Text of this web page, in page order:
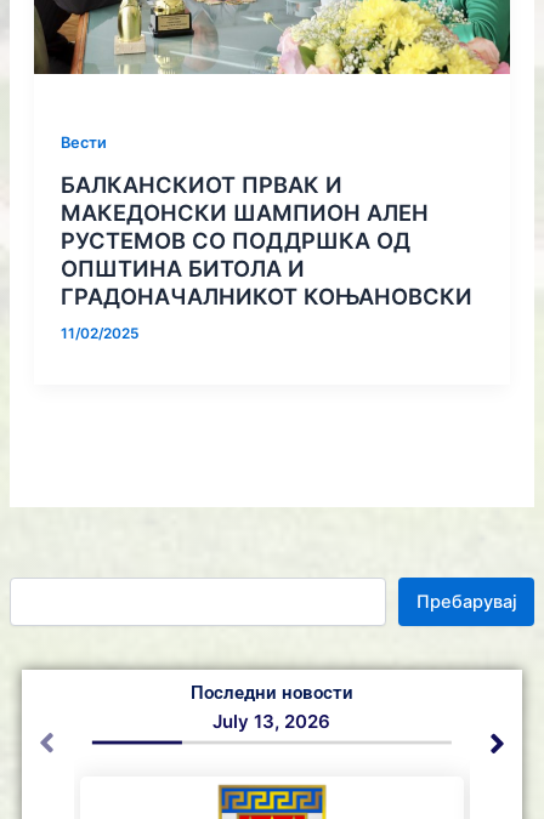
Пребарувај
Последни новости
July 13, 2026
Вести
БАЛКАНСКИОТ ПРВАК И
МАКЕДОНСКИ ШАМПИОН АЛЕН
РУСТЕМОВ СО ПОДДРШКА ОД
ОПШТИНА БИТОЛА И
ГРАДОНАЧАЛНИКОТ КОЊАНОВСКИ
11/02/2025